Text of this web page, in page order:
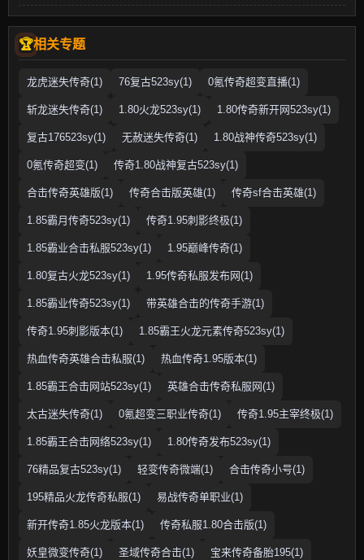
相关专题
龙虎迷失传奇(1) 76复古523sy(1) 0氪传奇超变直播(1)
斩龙迷失传奇(1) 1.80火龙523sy(1) 1.80传奇新开网523sy(1)
复古176523sy(1) 无赦迷失传奇(1) 1.80战神传奇523sy(1)
0氪传奇超变(1) 传奇1.80战神复古523sy(1)
合击传奇英雄版(1) 传奇合击版英雄(1) 传奇sf合击英雄(1)
1.85霸月传奇523sy(1) 传奇1.95刺影终极(1)
1.85霸业合击私服523sy(1) 1.95巅峰传奇(1)
1.80复古火龙523sy(1) 1.95传奇私服发布网(1)
1.85霸业传奇523sy(1) 带英雄合击的传奇手游(1)
传奇1.95刺影版本(1) 1.85霸王火龙元素传奇523sy(1)
热血传奇英雄合击私服(1) 热血传奇1.95版本(1)
1.85霸王合击网站523sy(1) 英雄合击传奇私服网(1)
太古迷失传奇(1) 0氪超变三职业传奇(1) 传奇1.95主宰终极(1)
1.85霸王合击网络523sy(1) 1.80传奇发布523sy(1)
76精品复古523sy(1) 轻变传奇微端(1) 合击传奇小号(1)
195精品火龙传奇私服(1) 易战传奇单职业(1)
新开传奇1.85火龙版本(1) 传奇私服1.80合击版(1)
妖皇微变传奇(1) 圣域传奇合击(1) 宝来传奇备胎195(1)